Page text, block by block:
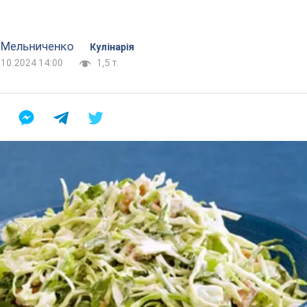
Мельниченко
Кулінарія
14:00
1,5 т.